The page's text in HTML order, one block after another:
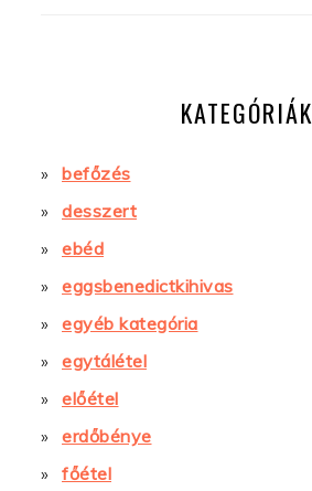
KATEGÓRIÁK
befőzés
desszert
ebéd
eggsbenedictkihivas
egyéb kategória
egytálétel
előétel
erdőbénye
főétel